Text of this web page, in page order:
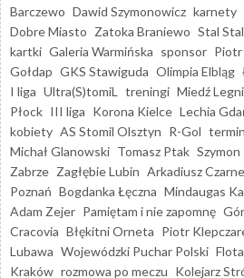
Barczewo Dawid Szymonowicz karnety
Dobre Miasto Zatoka Braniewo Stal
kartki Galeria Warmińska sponsor Piotr
Gołdap GKS Stawiguda Olimpia Elbląg
I liga Ultra(S)tomiL treningi Miedź
Płock III liga Korona Kielce Lechia
kobiety AS Stomil Olsztyn R-Gol
Michał Glanowski Tomasz Ptak
Zabrze Zagłębie Lubin Arkadiusz
Poznań Bogdanka Łęczna Mindaugas
Adam Zejer Pamiętam i nie zapomnę
Cracovia Błękitni Orneta Piotr
Lubawa Wojewódzki Puchar Polski
Kraków rozmowa po meczu Kolejarz